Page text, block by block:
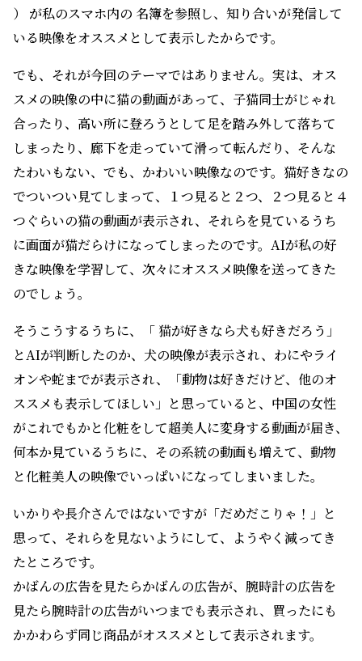
） が私のスマホ内の 名簿を参照し、知り合いが発信して
いる映像をオススメとして表示したからです。
でも、それが今回のテーマではありません。実は、オス
スメの映像の中に猫の動画があって、子猫同士がじゃれ
合ったり、高い所に登ろうとして足を踏み外して落ちて
しまったり、廊下を走っていて滑って転んだり、そんな
たわいもない、でも、かわいい映像なのです。猫好きなの
でついつい見てしまって、１つ見ると２つ、２つ見ると４
つぐらいの猫の動画が表示され、それらを見ているうち
に画面が猫だらけになってしまったのです。AIが私の好
きな映像を学習して、次々にオススメ映像を送ってきた
のでしょう。
そうこうするうちに、「 猫が好きなら犬も好きだろう」
とAIが判断したのか、犬の映像が表示され、わにやライ
オンや蛇までが表示され、「動物は好きだけど、他のオ
ススメも表示してほしい」と思っていると、中国の女性
がこれでもかと化粧をして超美人に変身する動画が届き、
何本か見ているうちに、その系統の動画も増えて、動物
と化粧美人の映像でいっぱいになってしまいました。
いかりや長介さんではないですが「だめだこりゃ！」と
思って、それらを見ないようにして、ようやく減ってき
たところです。
かばんの広告を見たらかばんの広告が、腕時計の広告を
見たら腕時計の広告がいつまでも表示され、買ったにも
かかわらず同じ商品がオススメとして表示されます。